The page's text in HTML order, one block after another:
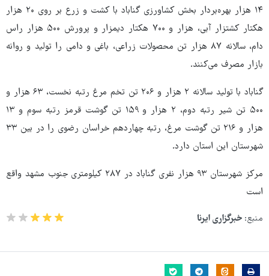
۱۴ هزار بهره‌بردار بخش کشاورزی گناباد با کشت و زرع بر روی ۲۰ هزار
هکتار کشتزار آبی، هزار و ۷۰۰ هکتار دیمزار و پرورش ۵۰۰ هزار راس
دام، سالانه ۸۷ هزار تن محصولات زراعی، باغی و دامی را تولید و روانه
بازار مصرف می‌کنند.
گناباد با تولید سالانه ۲ هزار و ۲۰۶ تن تخم مرغ رتبه نخست، ۶۳ هزار و
۵۰۰ تن شیر رتبه دوم، ۲ هزار و ۱۵۹ تن گوشت قرمز رتبه سوم و ۱۳
هزار و ۲۱۶ تن گوشت مرغ، رتبه چهاردهم خراسان رضوی را در بین ۳۳
شهرستان این استان دارد.
مرکز شهرستان ۹۳ هزار نفری گناباد در ۲۸۷ کیلومتری جنوب مشهد واقع
است
منبع: خبرگزاری ایرنا